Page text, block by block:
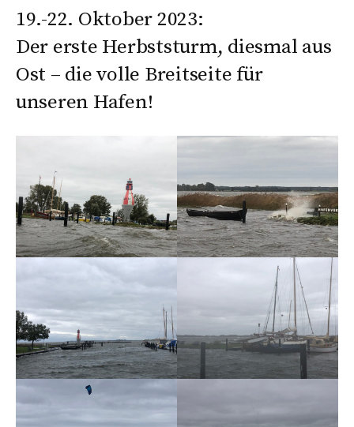
19.-22. Oktober 2023:
Der erste Herbststurm, diesmal aus
Ost – die volle Breitseite für
unseren Hafen!